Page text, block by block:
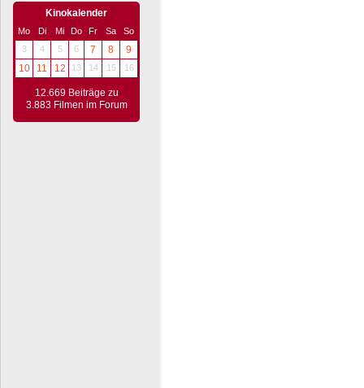
Kinokalender
Mo Di Mi Do Fr Sa
So
3
4 5 6 7 8
9
10
11 12 13 14 15 16
12.669 Beiträge zu
3.883 Filmen im Forum